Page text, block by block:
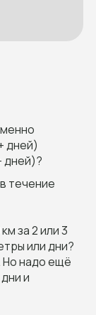
дней)
дней)?
течение
за 2 или 3
или дни?
Но надо ещё
и